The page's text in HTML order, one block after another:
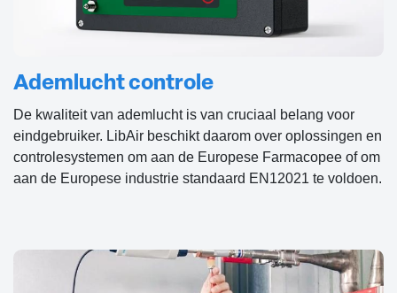
Ademlucht controle
De kwaliteit van ademlucht is van cruciaal belang voor
eindgebruiker. LibAir beschikt daarom over oplossingen en
controlesystemen om aan de Europese Farmacopee of om
aan de Europese industrie standaard EN12021 te voldoen.